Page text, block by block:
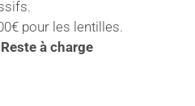
pour les lentilles.
à charge